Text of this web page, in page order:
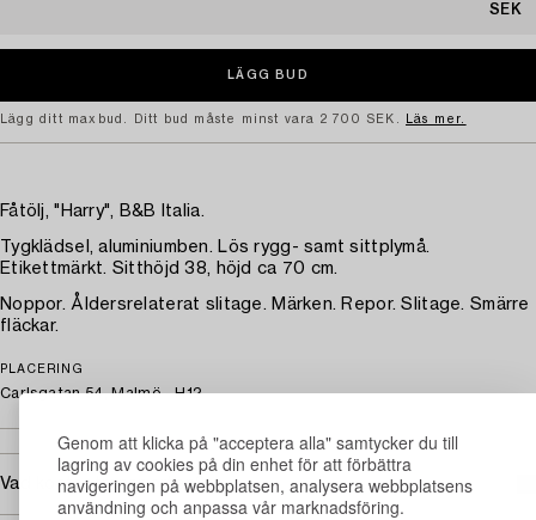
Genom att klicka på "acceptera alla" samtycker du till
lagring av cookies på din enhet för att förbättra
navigeringen på webbplatsen, analysera webbplatsens
användning och anpassa vår marknadsföring.
SEK
Lägg ditt maxbud. Ditt bud måste minst vara 2 700 SEK. Läs mer.
Fåtölj, "Harry", B&B Italia.
Tygklädsel, aluminiumben. Lös rygg- samt sittplymå.
Etikettmärkt. Sitthöjd 38, höjd ca 70 cm.
Noppor. Åldersrelaterat slitage. Märken. Repor. Slitage. Smärre
fläckar.
PLACERING
Carlsgatan 54, Malmö - H12
Vad kostar transporten?